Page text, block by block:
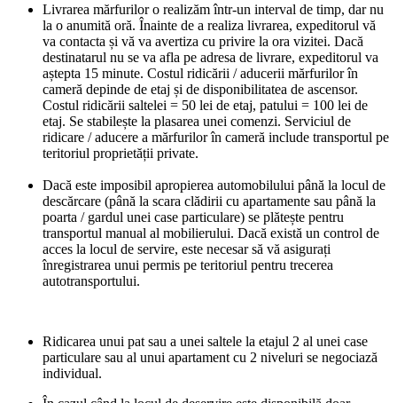
Livrarea mărfurilor o realizăm într-un interval de timp, dar nu
la o anumită oră. Înainte de a realiza livrarea, expeditorul vă
va contacta și vă va avertiza cu privire la ora vizitei. Dacă
destinatarul nu se va afla pe adresa de livrare, expeditorul va
aștepta 15 minute. Costul ridicării / aducerii mărfurilor în
cameră depinde de etaj și de disponibilitatea de ascensor.
Costul ridicării saltelei = 50 lei de etaj, patului = 100 lei de
etaj. Se stabilește la plasarea unei comenzi. Serviciul de
ridicare / aducere a mărfurilor în cameră include transportul pe
teritoriul proprietății private.
Dacă este imposibil apropierea automobilului până la locul de
descărcare (până la scara clădirii cu apartamente sau până la
poarta / gardul unei case particulare) se plătește pentru
transportul manual al mobilierului. Dacă există un control de
acces la locul de servire, este necesar să vă asigurați
înregistrarea unui permis pe teritoriul pentru trecerea
autotransportului.
Ridicarea unui pat sau a unei saltele la etajul 2 al unei case
particulare sau al unui apartament cu 2 niveluri se negociază
individual.